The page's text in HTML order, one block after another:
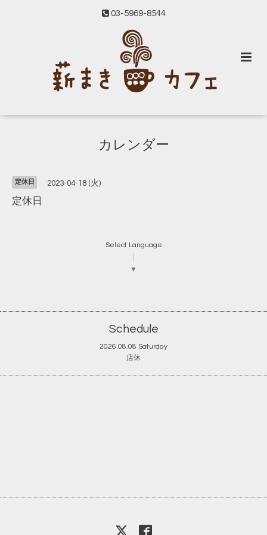
03-5969-8544
カレンダー
定休日 2023-04-18 (火)
定休日
Select Language
▼
Schedule
2026.08.08 Saturday
店休